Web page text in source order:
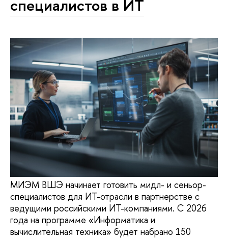
специалистов в ИТ
МИЭМ ВШЭ начинает готовить мидл- и сеньор-
специалистов для ИТ-отрасли в партнерстве с
ведущими российскими ИТ-компаниями. С 2026
года на программе «Информатика и
вычислительная техника» будет набрано 150